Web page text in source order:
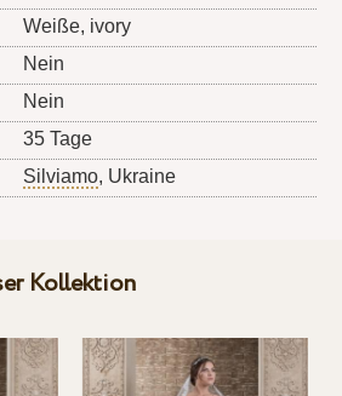
Weiße, ivory
Nein
Nein
35 Tage
Silviamo, Ukraine
Kollektion